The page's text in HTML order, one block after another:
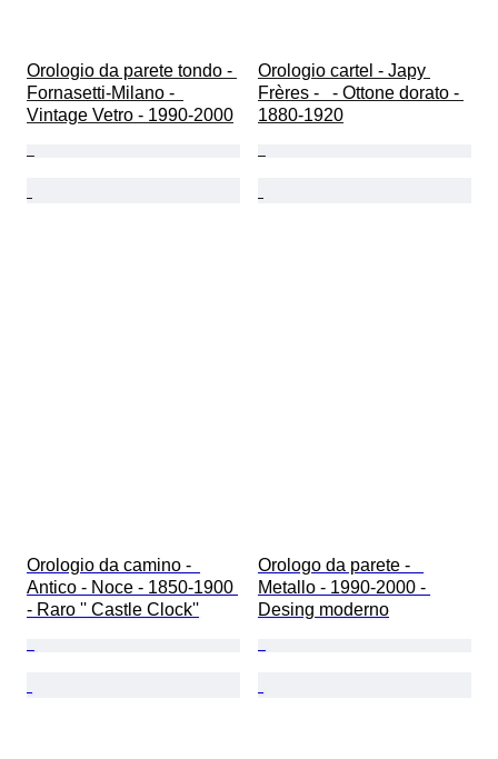
Orologio da parete tondo -
Fornasetti-Milano -
Vintage Vetro - 1990-2000
Orologio cartel - Japy
Frères -   - Ottone dorato -
1880-1920
Orologio da camino -
Antico - Noce - 1850-1900
- Raro '' Castle Clock''
Orologo da parete -
Metallo - 1990-2000 -
Desing moderno